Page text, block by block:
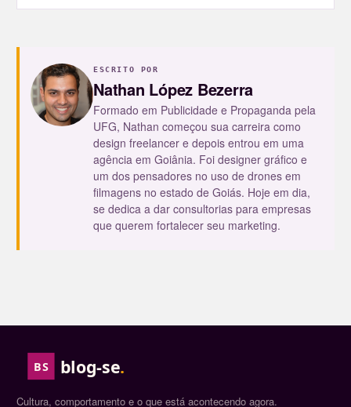
ESCRITO POR
Nathan López Bezerra
Formado em Publicidade e Propaganda pela
UFG, Nathan começou sua carreira como
design freelancer e depois entrou em uma
agência em Goiânia. Foi designer gráfico e
um dos pensadores no uso de drones em
filmagens no estado de Goiás. Hoje em dia,
se dedica a dar consultorias para empresas
que querem fortalecer seu marketing.
BS blog-se.
Cultura, comportamento e o que está acontecendo agora.